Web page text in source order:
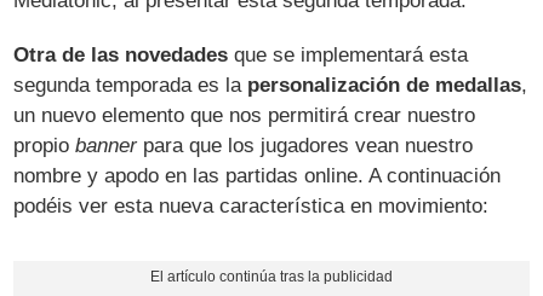
Otra de las novedades que se implementará esta
segunda temporada es la personalización de medallas,
un nuevo elemento que nos permitirá crear nuestro
propiobannerpara que los jugadores vean nuestro
nombre y apodo en las partidas online. A continuación
podéis ver esta nueva característica en movimiento: